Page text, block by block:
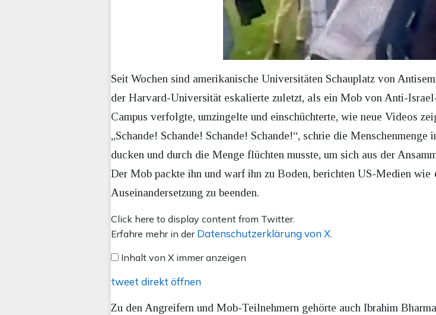
Seit Wochen sind amerikanische Universitäten Schauplatz von
der Harvard-Universität eskalierte zuletzt, als ein Mob von Anti-
Campus verfolgte, umzingelte und einschüchterte, wie neue Videos
„Schande! Schande! Schande! Schande!“, schrie die
ducken und durch die Menge flüchten musste, um sich aus der
Der Mob packte ihn und warf ihn zu Boden, berichten US-Medien wie
Auseinandersetzung zu beenden.
Inhalt
von
anzeigen
Click here to display content from Twitter.
Erfahre mehr in der Datenschutzerklärung von X
Inhalt von X immer anzeigen
tweet direkt öffnen
Zu den Angreifern und Mob-Teilnehmern gehörte auch Ibrahim